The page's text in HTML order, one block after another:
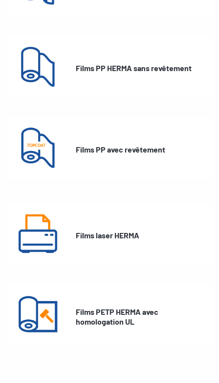
Films PP HERMA sans revêtement
Films PP avec revêtement
Films laser HERMA
Films PETP HERMA avec
homologation UL